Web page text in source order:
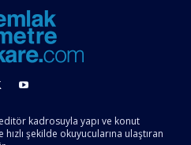
kadrosuyla yapı ve konut
şekilde okuyucularına ulaştıran